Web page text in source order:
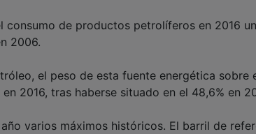
consumo de productos petrolíferos en 2016
2006.
el peso de esta fuente energética sobre
2016, tras haberse situado en el 48,6% en
varios máximos históricos. El barril de